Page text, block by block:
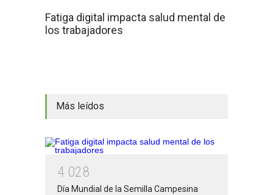
Fatiga digital impacta salud mental de
los trabajadores
Más leídos
4 028
Día Mundial de la Semilla Campesina